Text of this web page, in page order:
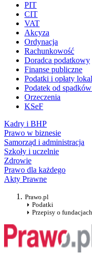
PIT
CIT
VAT
Akcyza
Ordynacja
Rachunkowość
Doradca podatkowy
Finanse publiczne
Podatki i opłaty
Podatek od
Orzeczenia
KSeF
Kadry i BHP
Prawo w biznesie
Samorząd i administracja
Szkoły i uczelnie
Zdrowie
Prawo dla każdego
Akty Prawne
Prawo.pl
Podatki
Przepisy o